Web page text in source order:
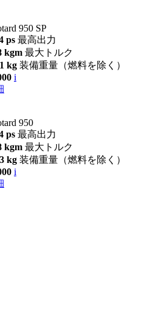
950 SP
ps 最高出力
kgm 最大トルク
kg 装備重量（燃料を除く）
i
950
ps 最高出力
kgm 最大トルク
kg 装備重量（燃料を除く）
i